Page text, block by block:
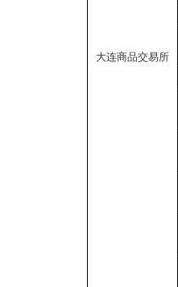
大连商品交易所